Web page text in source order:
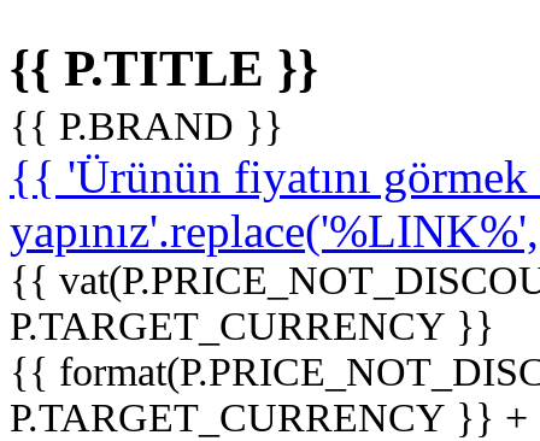
{{ P.TITLE }}
{{ P.BRAND }}
{{ 'Ürünün fiyatını
{{
P.TARGET_CURRENCY }}
{{
P.TARGET_CURRENCY }}